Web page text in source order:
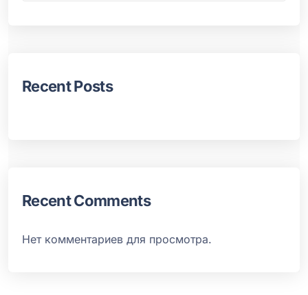
Recent Posts
Recent Comments
Нет комментариев для просмотра.